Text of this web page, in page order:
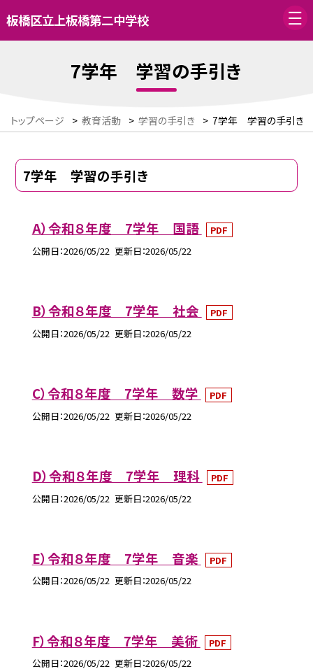
板橋区立上板橋第二中学校
7学年 学習の手引き
トップページ > 教育活動 > 学習の手引き > 7学年 学習の手引き
7学年 学習の手引き
A）令和８年度 7学年 国語
PDF
公開日 2026/05/22 更新日 2026/05/22
B）令和８年度 7学年 社会
PDF
公開日 2026/05/22 更新日 2026/05/22
C）令和８年度 7学年 数学
PDF
公開日 2026/05/22 更新日 2026/05/22
D）令和８年度 7学年 理科
PDF
公開日 2026/05/22 更新日 2026/05/22
E）令和８年度 7学年 音楽
PDF
公開日 2026/05/22 更新日 2026/05/22
F）令和８年度 7学年 美術
PDF
公開日 2026/05/22 更新日 2026/05/22